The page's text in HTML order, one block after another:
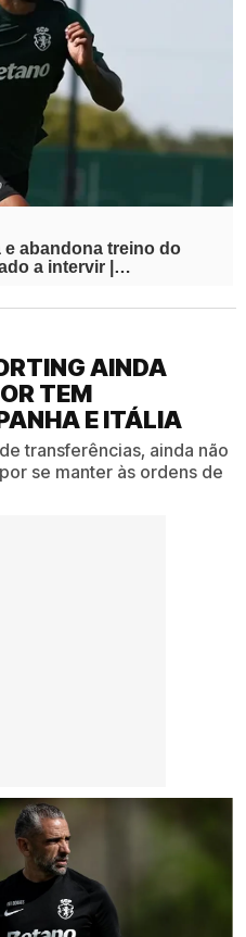
AINDA
TEM
E ITÁLIA
transferências, ainda não
se manter às ordens de